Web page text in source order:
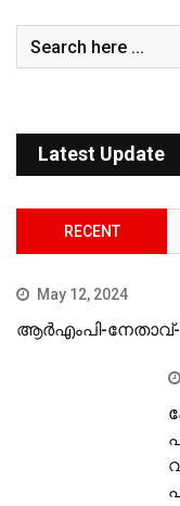
Latest Update
RECENT
May 12, 2024
ആർഎംപി-